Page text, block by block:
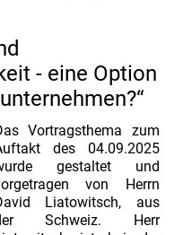
- eine Option
Vortragsthema zum
des 04.09.2025
gestaltet und
von Herrn
Liatowitsch, aus
Schweiz. Herr